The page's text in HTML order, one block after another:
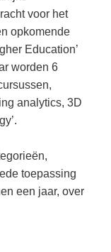
- van
zelf!
oefenen
voor het
opkomende
Education’
worden 6
analytics, 3D
toepassing
een jaar, over